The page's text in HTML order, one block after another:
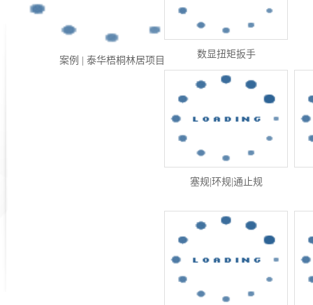
数显扭矩扳手
塞规|环规|通止规
案例 | 泰华梧桐林居项目
固力士直螺纹套筒经销商风采
固力士钢筋连接套筒2014年年会